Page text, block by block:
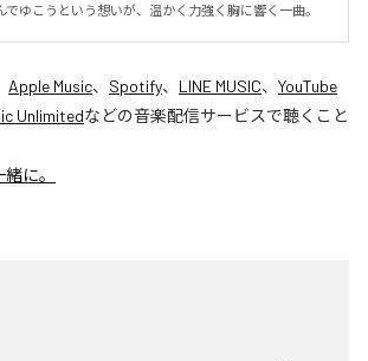
でゆこうという想いが、温かく力強く胸に響く一曲。
Apple Music、 Spotify、 LINE MUSIC、 YouTube
Unlimitedなどの音楽配信サービスで聴くこと
緒に。